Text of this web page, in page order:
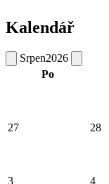
Kalendář
Srpen2026
Po
27 28
3 4